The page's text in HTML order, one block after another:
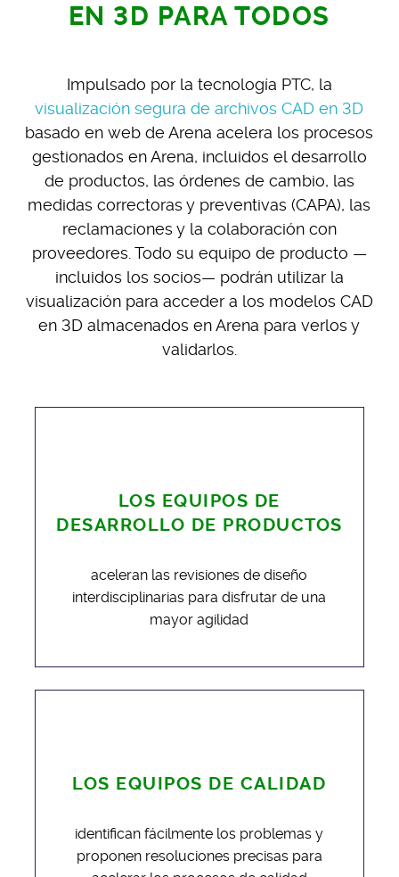
EN 3D PARA TODOS
Impulsado por la tecnología PTC, la
visualización segura de archivos CAD en 3D
basado en web de Arena acelera los procesos
gestionados en Arena, incluidos el desarrollo
de productos, las órdenes de cambio, las
medidas correctoras y preventivas (CAPA), las
reclamaciones y la colaboración con
proveedores. Todo su equipo de producto —
incluidos los socios— podrán utilizar la
visualización para acceder a los modelos CAD
en 3D almacenados en Arena para verlos y
validarlos.
LOS EQUIPOS DE
DESARROLLO DE PRODUCTOS
aceleran las revisiones de diseño
interdisciplinarias para disfrutar de una
mayor agilidad
LOS EQUIPOS DE CALIDAD
identifican fácilmente los problemas y
proponen resoluciones precisas para